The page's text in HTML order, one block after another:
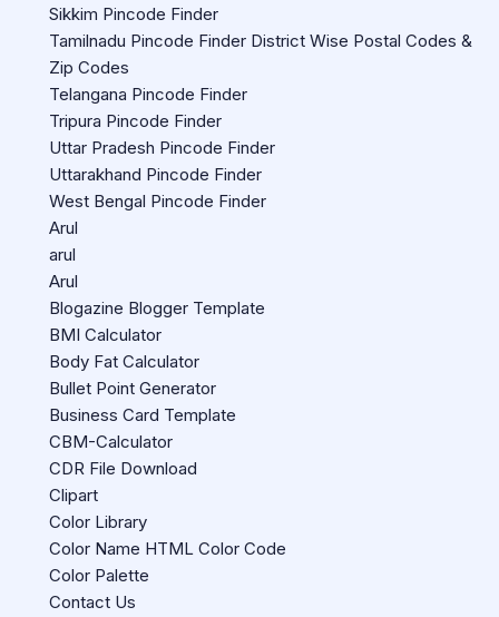
Sikkim Pincode Finder
Tamilnadu Pincode Finder District Wise Postal Codes &
Zip Codes
Telangana Pincode Finder
Tripura Pincode Finder
Uttar Pradesh Pincode Finder
Uttarakhand Pincode Finder
West Bengal Pincode Finder
Arul
arul
Arul
Blogazine Blogger Template
BMI Calculator
Body Fat Calculator
Bullet Point Generator
Business Card Template
CBM-Calculator
CDR File Download
Clipart
Color Library
Color Name HTML Color Code
Color Palette
Contact Us